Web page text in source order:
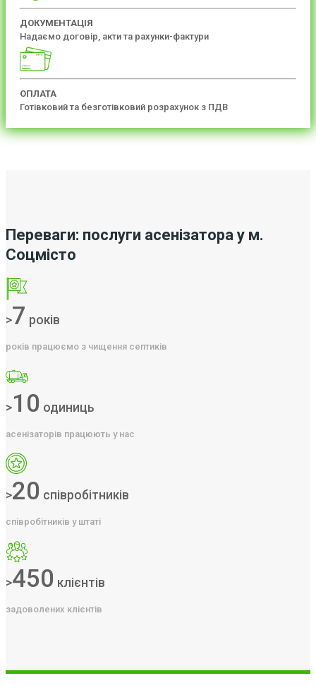
ДОКУМЕНТАЦІЯ
Надаємо договір, акти та рахунки-фактури
ОПЛАТА
Готівковий та безготівковий розрахунок з ПДВ
Переваги: послуги асенізатора у м.
Соцмісто
>7 років
років працюємо з чищення септиків
>10 одиниць
асенізаторів працюють у нас
>20 співробітників
співробітників у штаті
>450 клієнтів
задоволених клієнтів